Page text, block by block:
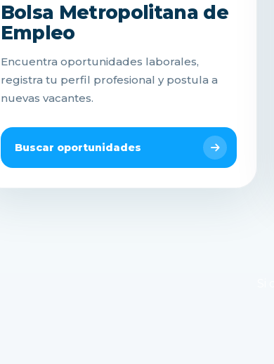
Bolsa Metropolitana de
Empleo
Encuentra oportunidades laborales,
registra tu perfil profesional y postula a
nuevas vacantes.
Buscar oportunidades